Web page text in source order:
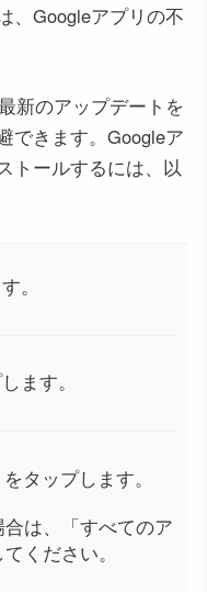
、Googleアプリの不
新のアップデートを
できます。Googleア
トールするには、以
。
ます。
タップします。
は、「すべてのア
ください。